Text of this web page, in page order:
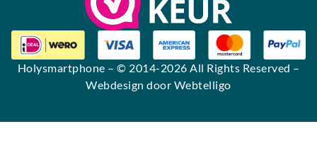
Holysmartphone – © 2014-2026 All Rights Reserved –
Webdesign door Webtelligo